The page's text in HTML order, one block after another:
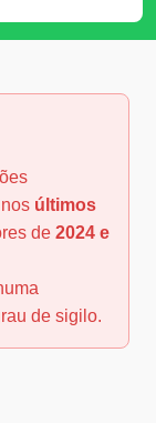
últimos
de 2024 e
de sigilo.